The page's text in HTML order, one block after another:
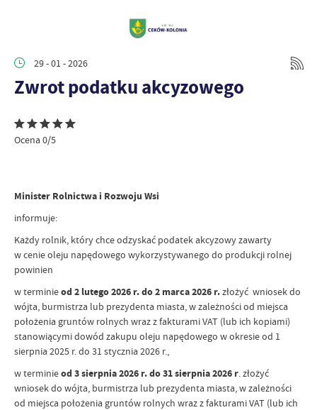
29 - 01 - 2026
Zwrot podatku akcyzowego
Ocena 0/5
Minister Rolnictwa i Rozwoju Wsi
informuje:
Każdy rolnik, który chce odzyskać podatek akcyzowy zawarty
w cenie oleju napędowego wykorzystywanego do produkcji rolnej
powinien
w terminieod 2 lutego 2026 r. do 2 marca 2026 r.złożyć wniosek do
wójta, burmistrza lub prezydenta miasta, w zależności od miejsca
położenia gruntów rolnych wraz z fakturami VAT (lub ich kopiami)
stanowiącymi dowód zakupu oleju napędowego w okresie od 1
sierpnia 2025 r. do 31 stycznia 2026 r.,
w terminieod 3 sierpnia 2026 r. do 31 sierpnia 2026 r. złożyć
wniosek do wójta, burmistrza lub prezydenta miasta, w zależności
od miejsca położenia gruntów rolnych wraz z fakturami VAT (lub ich